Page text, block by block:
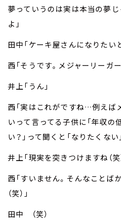
夢っていうのは実は本当の夢
よ」
田中「ケーキ屋さんになりたい
西「そうです。メジャーリーガ
井上「うん」
西「実はこれがですね…例えば
いって言ってる子供に「年収の
い？」って聞くと「なりたくない
井上「現実を突きつけますね（笑
西「すいません。そんなことば
（笑）」
田中 （笑）